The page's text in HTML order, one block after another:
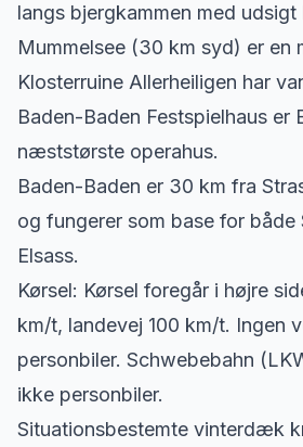
langs bjergkammen med udsigt
Mummelsee (30 km syd) er en
Klosterruine Allerheiligen har
Baden-Baden Festspielhaus er
næststørste operahus.
Baden-Baden er 30 km fra
og fungerer som base for
Elsass.
Kørsel: Kørsel foregår i højre
km/t, landevej 100 km/t. Ingen
personbiler. Schwebebahn
ikke personbiler.
Situationsbestemte vinterdæk